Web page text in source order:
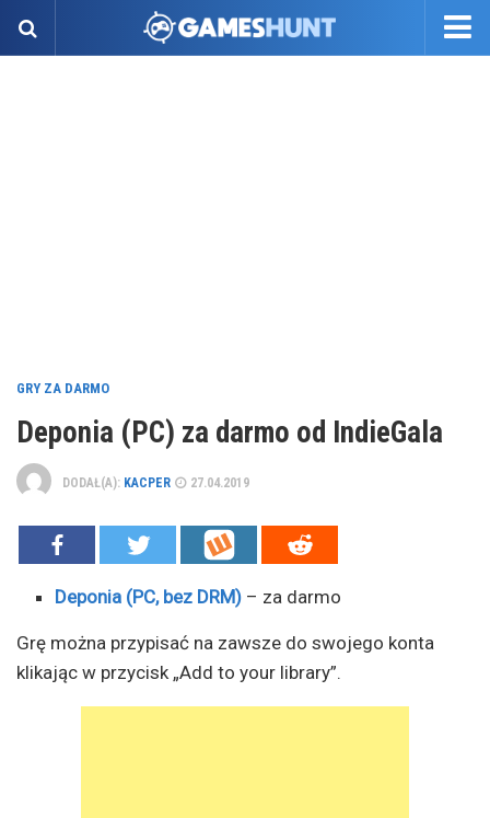
GRY ZA DARMO
Deponia (PC) za darmo od IndieGala
DODAŁ(A): KACPER 27.04.2019
Deponia (PC, bez DRM) – za darmo
Grę można przypisać na zawsze do swojego konta
klikając w przycisk „Add to your library”.